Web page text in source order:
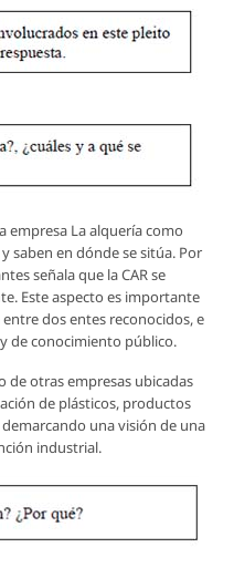
empresa La alquería como
saben en dónde se sitúa. Por
señala que la CAR se
Este aspecto es importante
dos entes reconocidos, e
de conocimiento público.
otras empresas ubicadas
de plásticos, productos
una visión de una
industrial.